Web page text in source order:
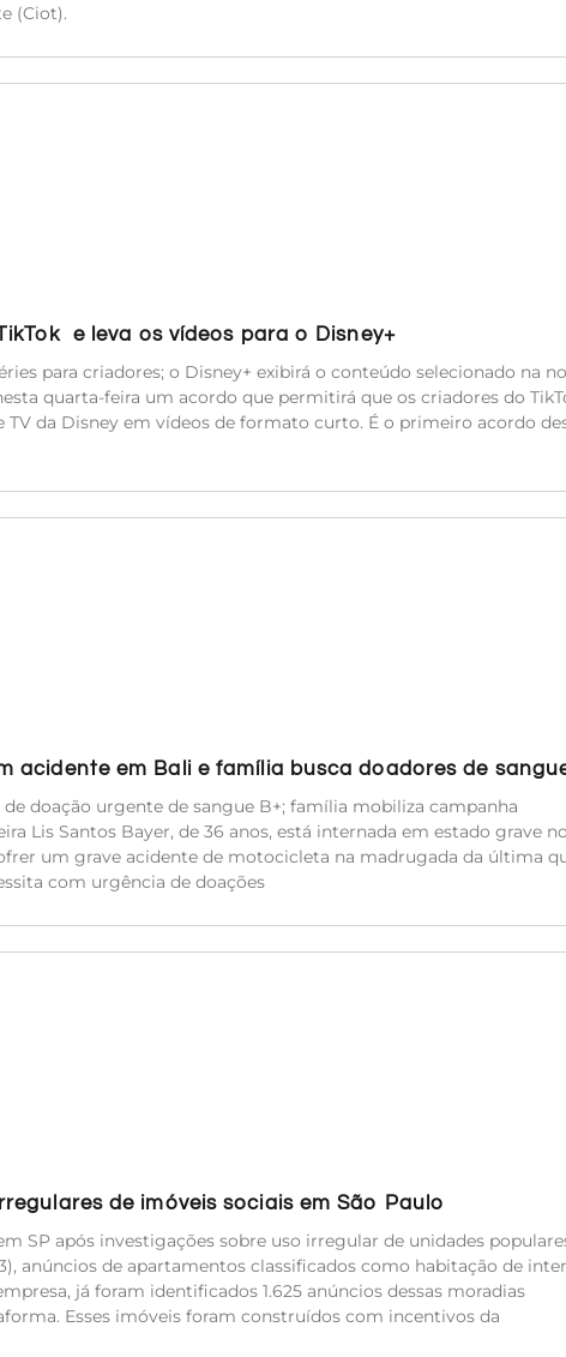
(Ciot).
e leva os vídeos para o Disney+
para criadores; o Disney+ exibirá o conteúdo selecionado na
quarta-feira um acordo que permitirá que os criadores do
TV da Disney em vídeos de formato curto. É o primeiro acordo
acidente em Bali e família busca doadores de
doação urgente de sangue B+; família mobiliza campanha
Lis Santos Bayer, de 36 anos, está internada em estado grave no
um grave acidente de motocicleta na madrugada da última
com urgência de doações
de imóveis sociais em São Paulo
SP após investigações sobre uso irregular de unidades
anúncios de apartamentos classificados como habitação de
já foram identificados 1.625 anúncios dessas moradias
Esses imóveis foram construídos com incentivos da